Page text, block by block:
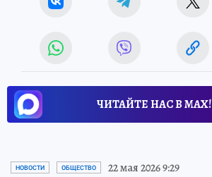
ЧИТАЙТЕ НАС В МАХ!
НОВОСТИ ОБЩЕСТВО 22 мая 2026 9:29